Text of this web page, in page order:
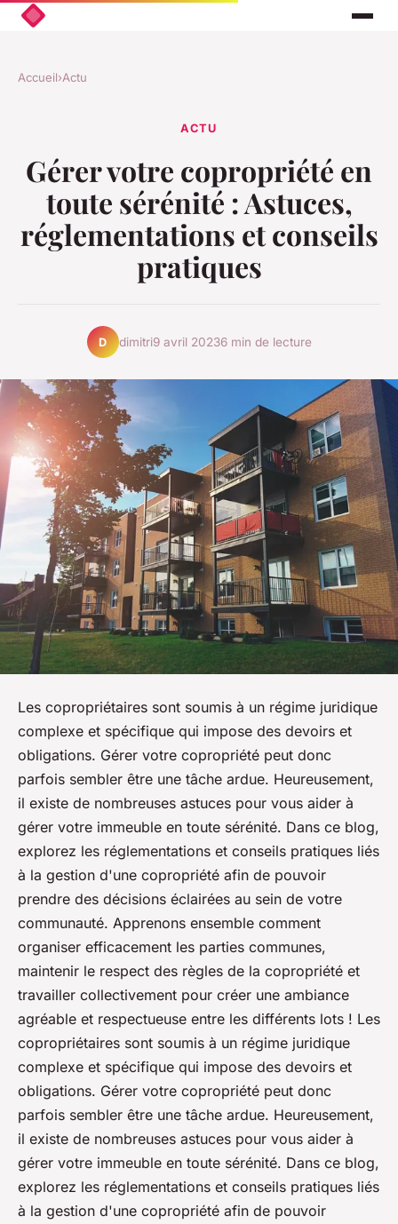
Accueil›Actu
ACTU
Gérer votre copropriété en
toute sérénité : Astuces,
réglementations et conseils
pratiques
D dimitri9 avril 20236 min de lecture
Les copropriétaires sont soumis à un régime juridique
complexe et spécifique qui impose des devoirs et
obligations. Gérer votre copropriété peut donc
parfois sembler être une tâche ardue. Heureusement,
il existe de nombreuses astuces pour vous aider à
gérer votre immeuble en toute sérénité. Dans ce blog,
explorez les réglementations et conseils pratiques liés
à la gestion d'une copropriété afin de pouvoir
prendre des décisions éclairées au sein de votre
communauté. Apprenons ensemble comment
organiser efficacement les parties communes,
maintenir le respect des règles de la copropriété et
travailler collectivement pour créer une ambiance
agréable et respectueuse entre les différents lots ! Les
copropriétaires sont soumis à un régime juridique
complexe et spécifique qui impose des devoirs et
obligations. Gérer votre copropriété peut donc
parfois sembler être une tâche ardue. Heureusement,
il existe de nombreuses astuces pour vous aider à
gérer votre immeuble en toute sérénité. Dans ce blog,
explorez les réglementations et conseils pratiques liés
à la gestion d'une copropriété afin de pouvoir